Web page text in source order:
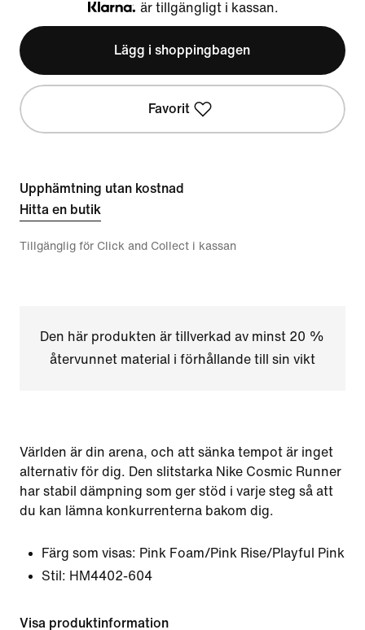
Klarna
är tillgängligt i kassan.
Lägg i shoppingbagen
Favorit
Upphämtning utan kostnad
Hitta en butik
Tillgänglig för Click and Collect i kassan
Den här produkten är tillverkad av minst 20 %
återvunnet material i förhållande till sin vikt
Världen är din arena, och att sänka tempot är inget
alternativ för dig. Den slitstarka Nike Cosmic Runner
har stabil dämpning som ger stöd i varje steg så att
du kan lämna konkurrenterna bakom dig.
Färg som visas: Pink Foam/Pink Rise/Playful Pink
Stil: HM4402-604
Visa produktinformation